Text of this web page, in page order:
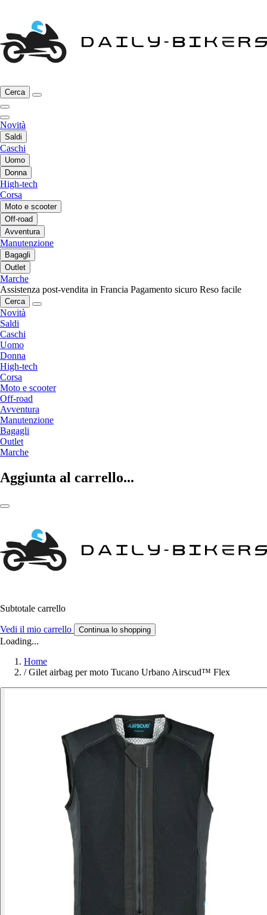
Cerca
Novità
Saldi
Caschi
Uomo
Donna
High-tech
Corsa
Moto e scooter
Off-road
Avventura
Manutenzione
Bagagli
Outlet
Marche
Assistenza post-vendita in Francia Pagamento sicuro Reso facile
Cerca
Novità
Saldi
Caschi
Uomo
Donna
High-tech
Corsa
Moto e scooter
Off-road
Avventura
Manutenzione
Bagagli
Outlet
Marche
Aggiunta al carrello...
Subtotale carrello
Vedi il mio carrello Continua lo shopping
Loading...
Home
/ Gilet airbag per moto Tucano Urbano Airscud™ Flex